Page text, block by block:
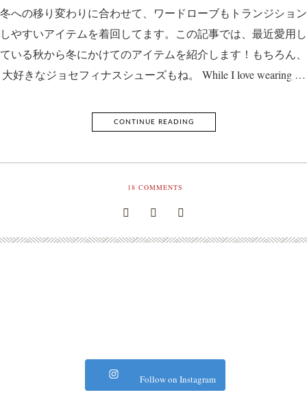
冬への移り変わりに合わせて、ワードローブもトランジション
しやすいアイテムを着回してます。この記事では、最近愛用し
ている秋から冬にかけてのアイテムを紹介します！もちろん、
大好きなジョセフィナスシューズもね。 While I love wearing …
CONTINUE READING
18 COMMENTS
Follow on Instagram